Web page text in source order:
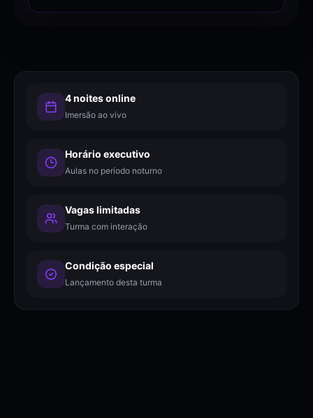
4 noites online
Imersão ao vivo
Horário executivo
Aulas no período noturno
Vagas limitadas
Turma com interação
Condição especial
Lançamento desta turma